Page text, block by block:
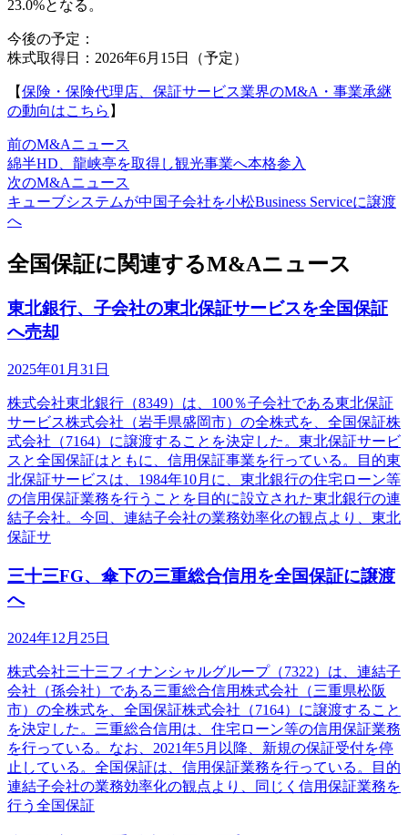
23.0%となる。
今後の予定：
株式取得日：2026年6月15日（予定）
【保険・保険代理店、保証サービス業界のM&A・事業承継
の動向はこちら 】
前のM&Aニュース
綿半HD、龍峡亭を取得し観光事業へ本格参入
次のM&Aニュース
キューブシステムが中国子会社を小松Business Serviceに譲渡
へ
全国保証に関連するM&Aニュース
東北銀行、子会社の東北保証サービスを全国保証
へ売却
2025年01月31日
株式会社東北銀行（8349）は、100％子会社である東北保証
サービス株式会社（岩手県盛岡市）の全株式を、全国保証株
式会社（7164）に譲渡することを決定した。東北保証サービ
スと全国保証はともに、信用保証事業を行っている。目的東
北保証サービスは、1984年10月に、東北銀行の住宅ローン等
の信用保証業務を行うことを目的に設立された東北銀行の連
結子会社。今回、連結子会社の業務効率化の観点より、東北
保証サ
三十三FG、傘下の三重総合信用を全国保証に譲渡
へ
2024年12月25日
株式会社三十三フィナンシャルグループ（7322）は、連結子
会社（孫会社）である三重総合信用株式会社（三重県松阪
市）の全株式を、全国保証株式会社（7164）に譲渡すること
を決定した。三重総合信用は、住宅ローン等の信用保証業務
を行っている。なお、2021年5月以降、新規の保証受付を停
止している。全国保証は、信用保証業務を行っている。目的
連結子会社の業務効率化の観点より、同じく信用保証業務を
行う全国保証